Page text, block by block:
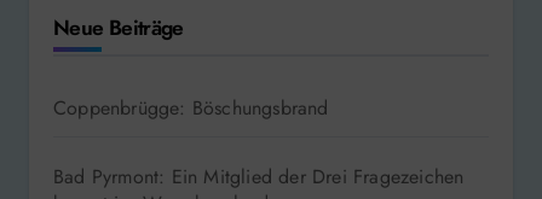
Neue Beiträge
Coppenbrügge: Böschungsbrand
Bad Pyrmont: Ein Mitglied der Drei Fragezeichen